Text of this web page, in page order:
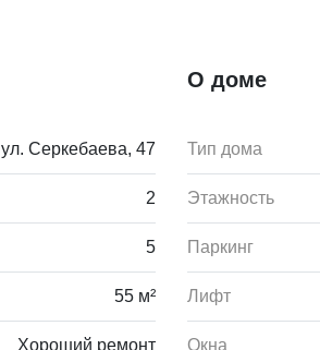
ул. Серкебаева, 47
2
5
55 м²
Хороший ремонт
О доме
Тип дома
Этажность
Паркинг
Лифт
Окна